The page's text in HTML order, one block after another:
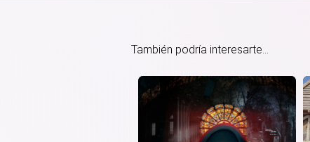
También podría interesarte...